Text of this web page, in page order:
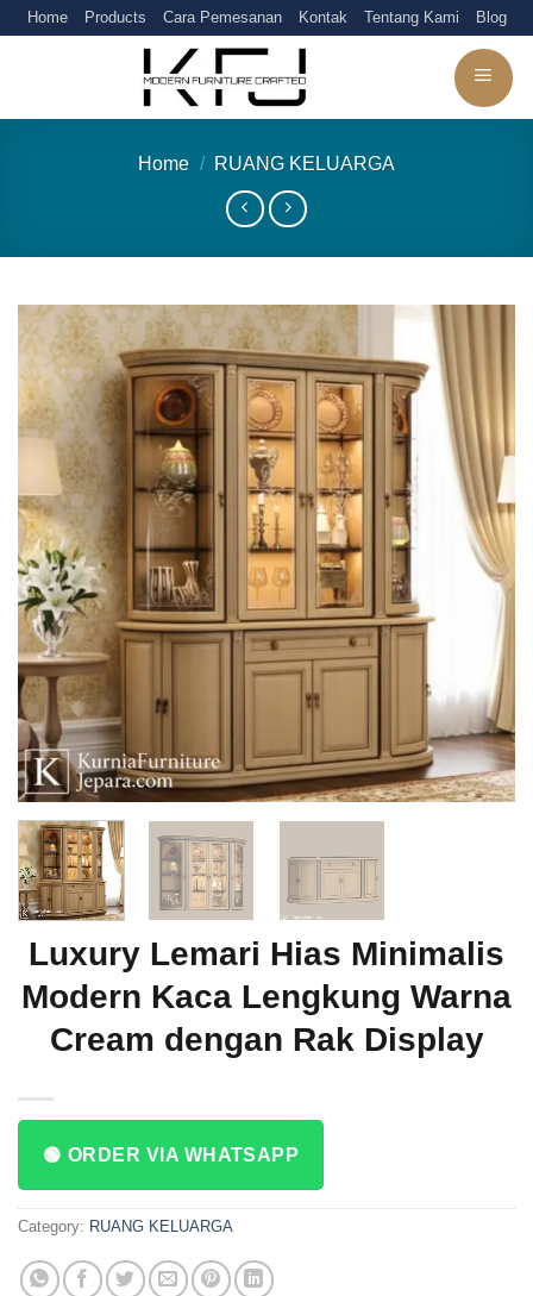
SkipHome Products Cara Pemesanan Kontak Tentang Kami Blog
Home / RUANG KELUARGA
Luxury Lemari Hias Minimalis
Modern Kaca Lengkung Warna
Cream dengan Rak Display
🟢 ORDER VIA WHATSAPP
Category: RUANG KELUARGA